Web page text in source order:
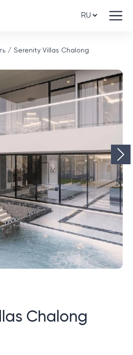
Serenity Villas Chalong
Chalong